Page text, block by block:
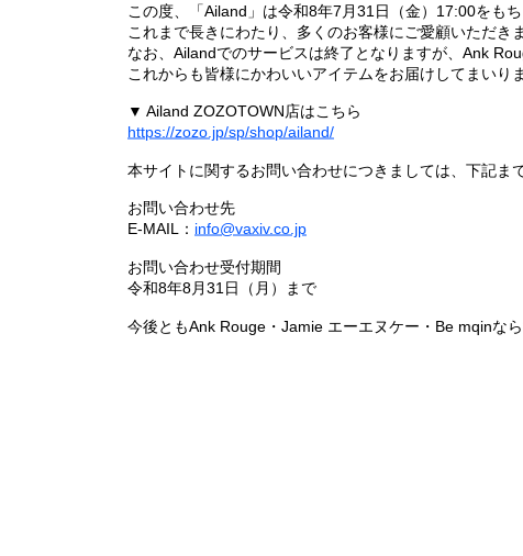
この度、「Ailand」は令和8年7月31日（金）17:00をも
これまで長きにわたり、多くのお客様にご愛顧いただき
なお、Ailandでのサービスは終了となりますが、Ank
これからも皆様にかわいいアイテムをお届けしてまいり
▼ Ailand ZOZOTOWN店はこちら
https://zozo.jp/sp/shop/ailand/
本サイトに関するお問い合わせにつきましては、下記ま
お問い合わせ先
E-MAIL： info@vaxiv.co.jp
お問い合わせ受付期間
令和8年8月31日（月）まで
今後ともAnk Rouge・Jamie エーエヌケー・Be mqinな